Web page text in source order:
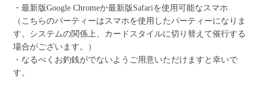
・最新版Google Chromeか最新版Safariを使用可能なスマホ
（こちらのパーティーはスマホを使用したパーティーになりま
す。システムの関係上、カードスタイルに切り替えて催行する
場合がございます。）
・なるべくお釣銭がでないようご用意いただけますと幸いで
す。